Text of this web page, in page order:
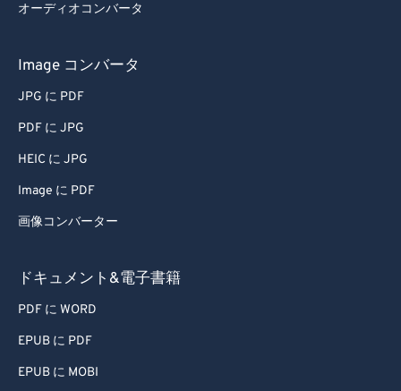
オーディオコンバータ
Image コンバータ
JPG に PDF
PDF に JPG
HEIC に JPG
Image に PDF
画像コンバーター
ドキュメント&電子書籍
PDF に WORD
EPUB に PDF
EPUB に MOBI